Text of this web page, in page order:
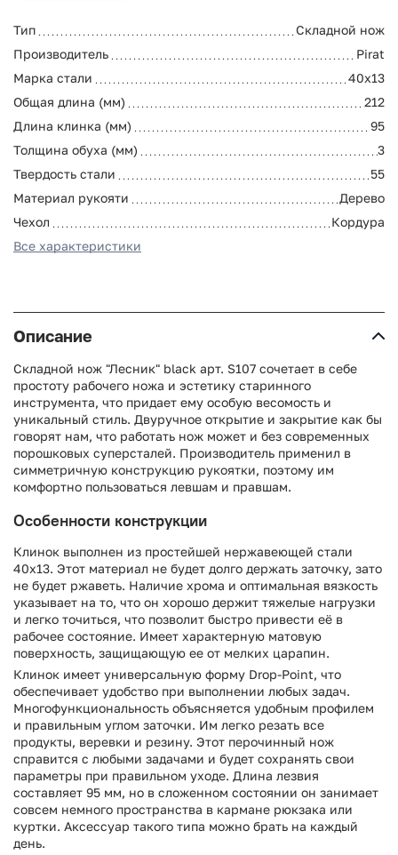
Тип
Складной нож
Производитель
Pirat
Марка стали
40х13
Общая длина (мм)
212
Длина клинка (мм)
95
Толщина обуха (мм)
3
Твердость стали
55
Материал рукояти
Дерево
Чехол
Кордура
Все характеристики
Описание
Складной нож "Лесник" black арт. S107 сочетает в себе
простоту рабочего ножа и эстетику старинного
инструмента, что придает ему особую весомость и
уникальный стиль. Двуручное открытие и закрытие как бы
говорят нам, что работать нож может и без современных
порошковых суперсталей. Производитель применил в
симметричную конструкцию рукоятки, поэтому им
комфортно пользоваться левшам и правшам.
Особенности конструкции
Клинок выполнен из простейшей нержавеющей стали
40х13. Этот материал не будет долго держать заточку, зато
не будет ржаветь. Наличие хрома и оптимальная вязкость
указывает на то, что он хорошо держит тяжелые нагрузки
и легко точиться, что позволит быстро привести её в
рабочее состояние. Имеет характерную матовую
поверхность, защищающую ее от мелких царапин.
Клинок имеет универсальную форму Drop-Point, что
обеспечивает удобство при выполнении любых задач.
Многофункциональность объясняется удобным профилем
и правильным углом заточки. Им легко резать все
продукты, веревки и резину. Этот перочинный нож
справится с любыми задачами и будет сохранять свои
параметры при правильном уходе. Длина лезвия
составляет 95 мм, но в сложенном состоянии он занимает
совсем немного пространства в кармане рюкзака или
куртки. Аксессуар такого типа можно брать на каждый
день.